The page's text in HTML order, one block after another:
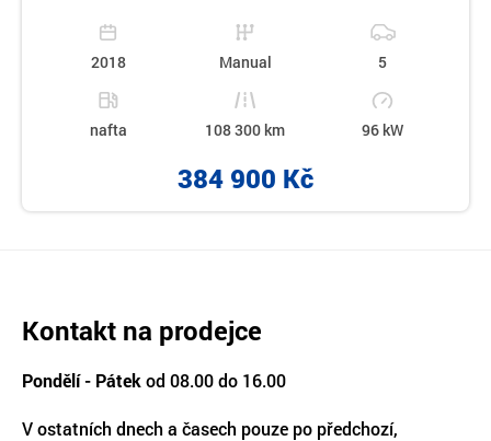
2018 Manual 5
nafta 108 300 km 96 kW
384 900 Kč
Kontakt na prodejce
Pondělí - Pátek od 08.00 do 16.00
V ostatních dnech a časech pouze po předchozí,